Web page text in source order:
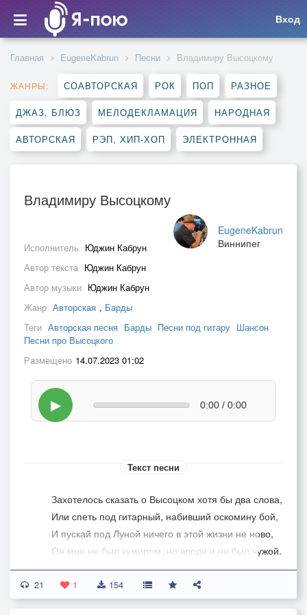
Вход
Главная EugeneKabrun Песни Владимиру Высоцкому
ЖАНРЫ: СОАВТОРСКАЯ РОК ПОП РАЗНОЕ
ДЖАЗ, БЛЮЗ МЕЛОДЕКЛАМАЦИЯ НАРОДНАЯ
АВТОРСКАЯ РЭП, ХИП-ХОП ЭЛЕКТРОННАЯ
Владимиру Высоцкому
EugeneKabrun
Виннипег
Исполнитель Юджин Кабрун
Автор текста Юджин Кабрун
Автор музыки Юджин Кабрун
Жанр Авторская , Барды
Теги Авторская песня Барды Песни под гитару Шансон
Песни про Высоцкого
Размещено 14.07.2023 01:02
▶ 0:00 / 0:00
Текст песни
Захотелось сказать о Высоцком хотя бы два слова,
Или спеть под гитарный, набивший оскомину бой,
И пускай под Луной ничего в этой жизни не ново,
Он мне не был кумиром, но вроде и не был чужой.
-
Он как та, под подушкой, любимая детская книга,
Где герои дрались, не щадя пожелтевших
21 1 154